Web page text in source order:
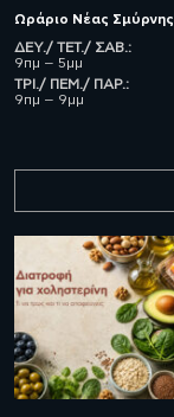
Ωράριο Νέας Σμύρνης
ΔΕΥ./ ΤΕΤ./ ΣΑΒ.:
9πμ – 5μμ
ΤΡΙ./ ΠΕΜ./ ΠΑΡ.:
9πμ – 9μμ